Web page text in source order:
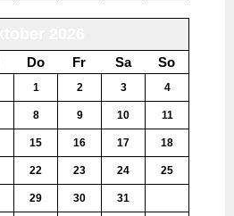
Do Fr Sa So
1 2 3 4
8 9 10 11
15 16 17 18
22 23 24 25
29 30 31